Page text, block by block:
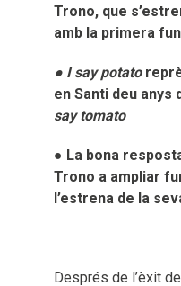
Trono, que
amb la primera
● I say potato
en Santi deu anys
say tomato
● La bona
Trono a ampliar
l’estrena de la
Després de l’èxit de